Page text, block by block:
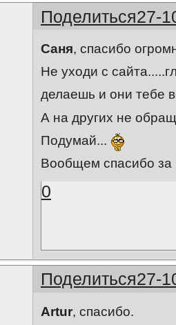
Поделиться27-
Саня, спасибо
Не уходи с
делаешь и они тебе
А на других не
Подумай...
Вообщем спасибо за
0
Поделиться27-
Artur, спасибо.